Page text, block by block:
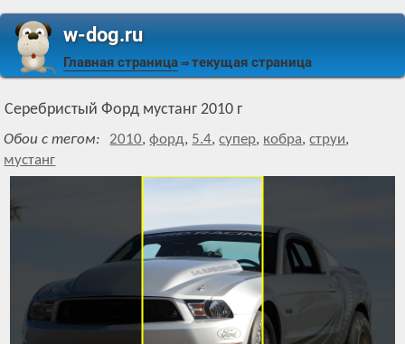
w-dog.ru
Главная страница ⇒ текущая страница
Серебристый Форд мустанг 2010 г
Обои с тегом: 2010,форд, 5.4,супер, кобра,струи,
мустанг